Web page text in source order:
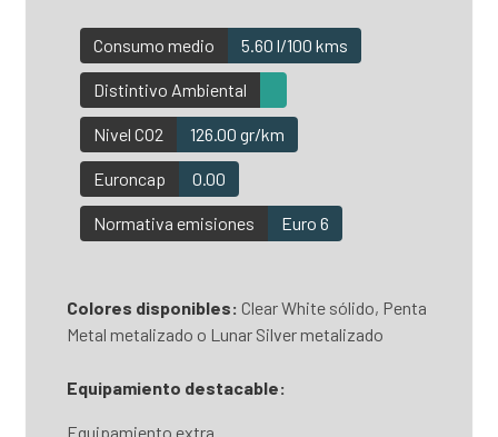
Consumo medio 5.60 l/100 kms
Distintivo Ambiental
Nivel CO2 126.00 gr/km
Euroncap 0.00
Normativa emisiones Euro 6
Colores disponibles: Clear White sólido, Penta
Metal metalizado o Lunar Silver metalizado
Equipamiento destacable:
Equipamiento extra